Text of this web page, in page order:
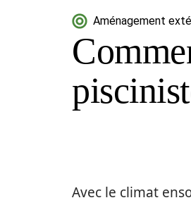
Aménagement
Avec le climat